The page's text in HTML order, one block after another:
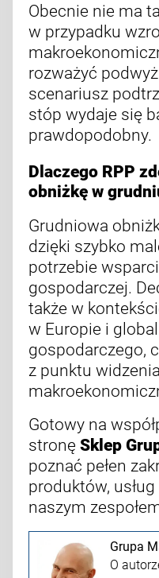
Obecnie nie ma
w przypadku
rozważyć
scenariusz
stóp wydaje się
prawdopodobny.
Dlaczego RPP
obniżkę w
Grudniowa
dzięki szybko
potrzebie
gospodarczej.
także w
w Europie i
gospodarczego,
z punktu
Gotowy na
stronę Sklep
poznać pełen
produktów,
naszym
Grupa
O